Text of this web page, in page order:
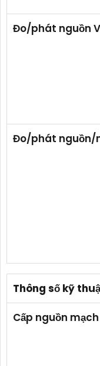
Đo/phát nguồn V
Đo/phát nguồn/
Thông số kỹ
Cấp nguồn